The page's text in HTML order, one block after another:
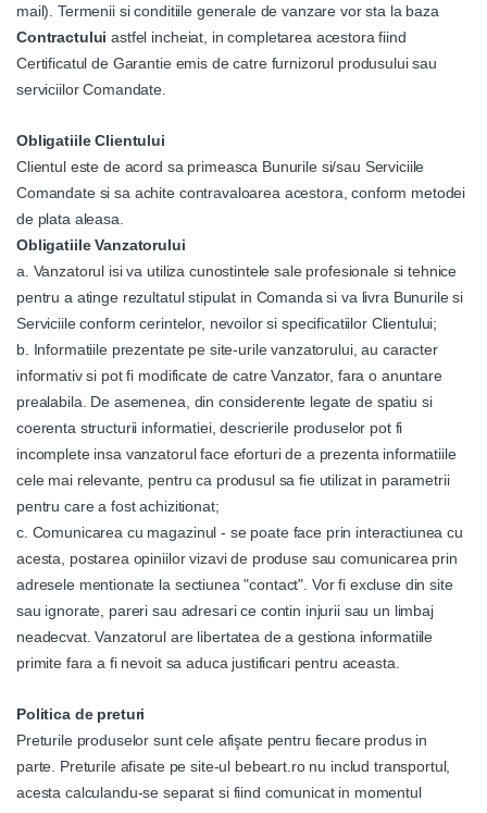
mail). Termenii si conditiile generale de vanzare vor sta la baza
Contractului astfel incheiat, in completarea acestora fiind
Certificatul de Garantie emis de catre furnizorul produsului sau
serviciilor Comandate.
Obligatiile Clientului
Clientul este de acord sa primeasca Bunurile si/sau Serviciile
Comandate si sa achite contravaloarea acestora, conform metodei
de plata aleasa.
Obligatiile Vanzatorului
a. Vanzatorul isi va utiliza cunostintele sale profesionale si tehnice
pentru a atinge rezultatul stipulat in Comanda si va livra Bunurile si
Serviciile conform cerintelor, nevoilor si specificatiilor Clientului;
b. Informatiile prezentate pe site-urile vanzatorului, au caracter
informativ si pot fi modificate de catre Vanzator, fara o anuntare
prealabila. De asemenea, din considerente legate de spatiu si
coerenta structurii informatiei, descrierile produselor pot fi
incomplete insa vanzatorul face eforturi de a prezenta informatiile
cele mai relevante, pentru ca produsul sa fie utilizat in parametrii
pentru care a fost achizitionat;
c. Comunicarea cu magazinul - se poate face prin interactiunea cu
acesta, postarea opiniilor vizavi de produse sau comunicarea prin
adresele mentionate la sectiunea "contact". Vor fi excluse din site
sau ignorate, pareri sau adresari ce contin injurii sau un limbaj
neadecvat. Vanzatorul are libertatea de a gestiona informatiile
primite fara a fi nevoit sa aduca justificari pentru aceasta.
Politica de preturi
Preturile produselor sunt cele afişate pentru fiecare produs in
parte. Preturile afisate pe site-ul bebeart.ro nu includ transportul,
acesta calculandu-se separat si fiind comunicat in momentul